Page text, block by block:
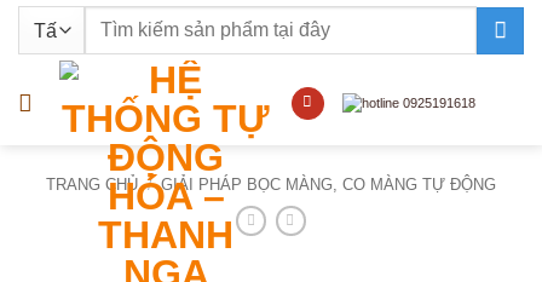
nội
Tìm
TRANG CHỦ / GIẢI PHÁP BỌC MÀNG, CO MÀNG TỰ ĐỘNG